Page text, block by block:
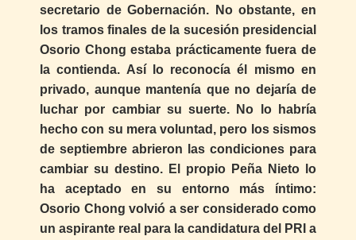
secretario de Gobernación. No obstante, en
los tramos finales de la sucesión presidencial
Osorio Chong estaba prácticamente fuera de
la contienda. Así lo reconocía él mismo en
privado, aunque mantenía que no dejaría de
luchar por cambiar su suerte. No lo habría
hecho con su mera voluntad, pero los sismos
de septiembre abrieron las condiciones para
cambiar su destino. El propio Peña Nieto lo
ha aceptado en su entorno más íntimo:
Osorio Chong volvió a ser considerado como
un aspirante real para la candidatura del PRI a